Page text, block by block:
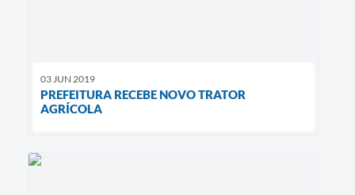
03 JUN 2019
PREFEITURA RECEBE NOVO TRATOR
AGRÍCOLA